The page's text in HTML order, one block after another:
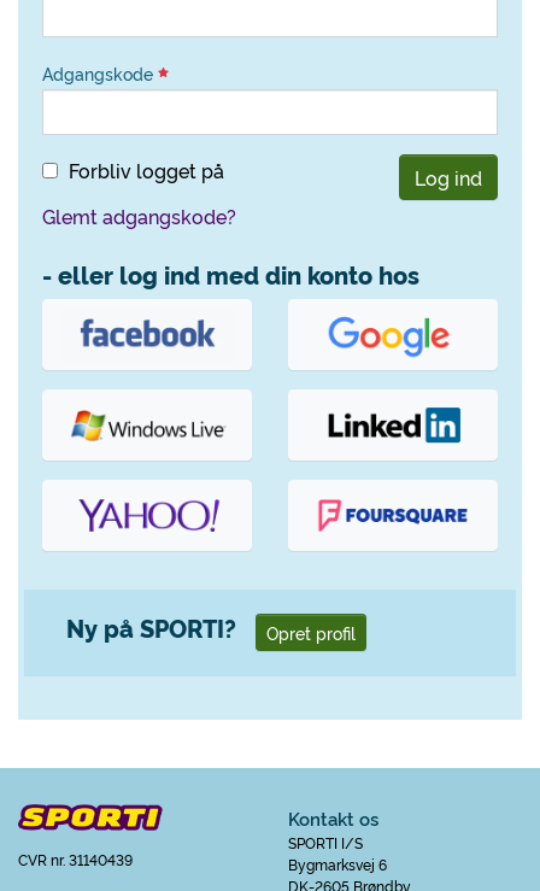
Adgangskode
Forbliv logget på
Log ind
Glemt adgangskode?
- eller log ind med din konto hos
Ny på SPORTI? Opret profil
CVR nr. 31140439
Kontakt os
SPORTI I/S
Bygmarksvej 6
DK-2605 Brøndby